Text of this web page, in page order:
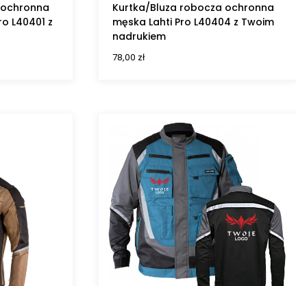
L40401 z
Kurtka/Bluza robocza ochronna
męska Lahti Pro L40404 z Twoim
nadrukiem
78,00 zł